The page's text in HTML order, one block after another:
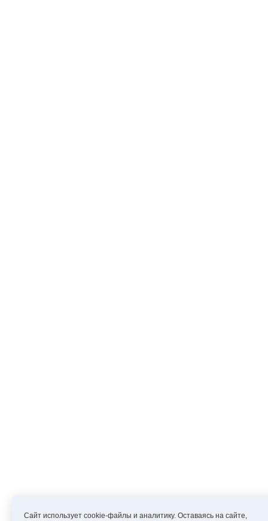
Сайт использует cookie-файлы и аналитику. Оставаясь на сайте,